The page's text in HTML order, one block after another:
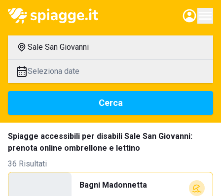
Sale San Giovanni
Seleziona date
Cerca
Spiagge accessibili per disabili Sale San Giovanni:
prenota online ombrellone e lettino
36 Risultati
Bagni Madonnetta